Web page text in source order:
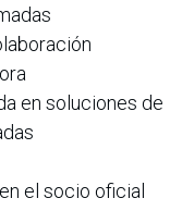
en soluciones de
el socio oficial